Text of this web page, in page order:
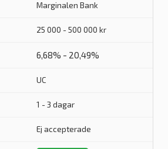
Marginalen Bank
25 000 - 500 000 kr
6,68% - 20,49%
UC
1 - 3 dagar
Ej accepterade